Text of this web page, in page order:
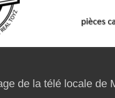
de la télé locale de